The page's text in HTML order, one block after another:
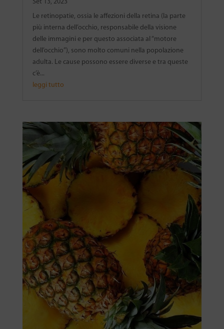
Set 13, 2023
Le retinopatie, ossia le affezioni della retina (la parte
più interna dell’occhio, responsabile della visione
delle immagini e per questo associata al “motore
dell’occhio”), sono molto comuni nella popolazione
adulta. Le cause possono essere diverse e tra queste
c’è...
leggi tutto